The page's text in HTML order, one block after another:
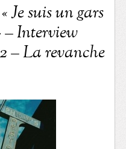
Je suis un gars
– Interview
– La revanche